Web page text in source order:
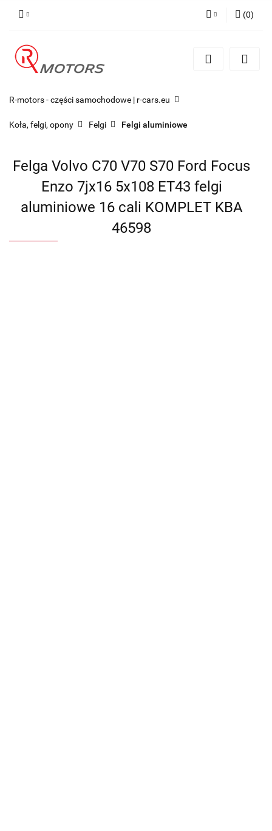
Zarejestruj się
(0)
R-motors - części samochodowe | r-cars.eu
Koła, felgi, opony Felgi Felgi aluminiowe
Felga Volvo C70 V70 S70 Ford Focus
Enzo 7jx16 5x108 ET43 felgi
aluminiowe 16 cali KOMPLET KBA
46598